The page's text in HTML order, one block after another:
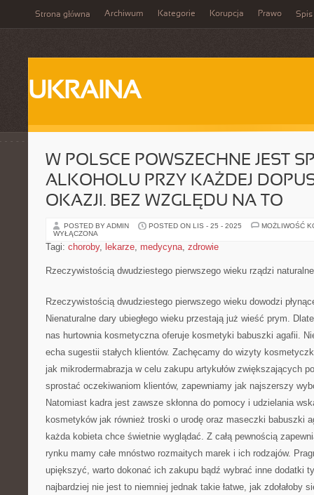
Strona główna Archiwum Kategorie Korupcja Prawo Spis
UKRAINA
W POLSCE POWSZECHNE JEST
ALKOHOLU PRZY KAŻDEJ
OKAZJI. BEZ WZGLĘDU NA TO
POSTED BY ADMIN POSTED ON LIS - 25 - 2025
MOŻLIWOŚĆ
WYŁĄCZONA
Tagi: choroby, lekarze, medycyna, zdrowie
Rzeczywistością dwudziestego pierwszego wieku rządzi
Rzeczywistością dwudziestego pierwszego wieku dowodzi
Nienaturalne dary ubiegłego wieku przestają już wieść prym.
nas hurtownia kosmetyczna oferuje kosmetyki babuszki agafii.
echa sugestii stałych klientów. Zachęcamy do wizyty
jak mikrodermabrazja w celu zakupu artykułów zwiększających
sprostać oczekiwaniom klientów, zapewniamy jak najszerszy
Natomiast kadra jest zawsze skłonna do pomocy i udzielania
kosmetyków jak również troski o urodę oraz maseczki babuszki
każda kobieta chce świetnie wyglądać. Z całą pewnością
rynku mamy całe mnóstwo rozmaitych marek i ich rodzajów.
upiększyć, warto dokonać ich zakupu bądź wybrać inne dodatki
najbardziej nie jest to niemniej jednak takie łatwe, jak zdołałoby